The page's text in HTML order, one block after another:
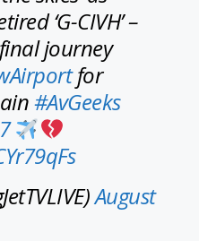
‘G-CIVH’ –
journey
for
#AvGeeks
August